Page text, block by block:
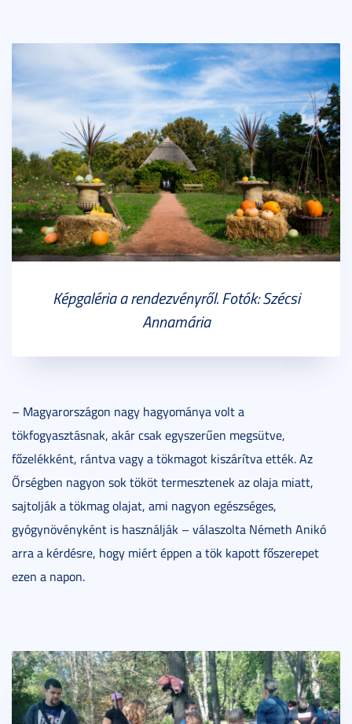
Képgaléria a rendezvényről. Fotók: Szécsi
Annamária
– Magyarországon nagy hagyománya volt a
tökfogyasztásnak, akár csak egyszerűen megsütve,
főzelékként, rántva vagy a tökmagot kiszárítva ették. Az
Őrségben nagyon sok tököt termesztenek az olaja miatt,
sajtolják a tökmag olajat, ami nagyon egészséges,
gyógynövényként is használják – válaszolta Németh Anikó
arra a kérdésre, hogy miért éppen a tök kapott főszerepet
ezen a napon.